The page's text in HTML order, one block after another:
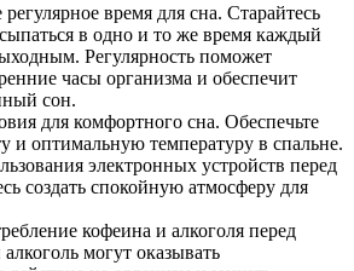
регулярное время для сна. Старайтесь
в одно и то же время каждый
Регулярность поможет
часы организма и обеспечит
сон.
для комфортного сна. Обеспечьте
и оптимальную температуру в спальне.
электронных устройств перед
создать спокойную атмосферу для
кофеина и алкоголя перед
могут оказывать